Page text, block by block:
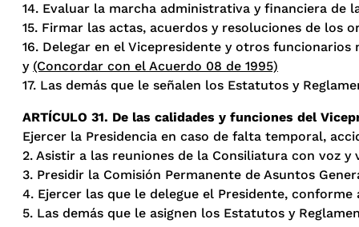
14. Evaluar la marcha administrativa y financiera de
15. Firmar las actas, acuerdos y resoluciones de los
16. Delegar en el Vicepresidente y otros
y (Concordar con el Acuerdo 08 de 1995)
17. Las demás que le señalen los Estatutos y
ARTÍCULO 31. De las calidades y funciones del
Ejercer la Presidencia en caso de falta temporal,
2. Asistir a las reuniones de la Consiliatura con voz y
3. Presidir la Comisión Permanente de Asuntos
4. Ejercer las que le delegue el Presidente, conforme
5. Las demás que le asignen los Estatutos y